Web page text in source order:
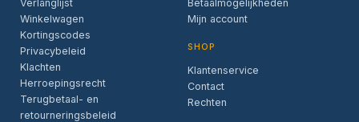
Verlanglijst
Winkelwagen
Kortingscodes
Privacybeleid
Klachten
Herroepingsrecht
Terugbetaal- en
retourneringsbeleid
Betaalmogelijkheden
Mijn account
SHOP
Klantenservice
Contact
Rechten